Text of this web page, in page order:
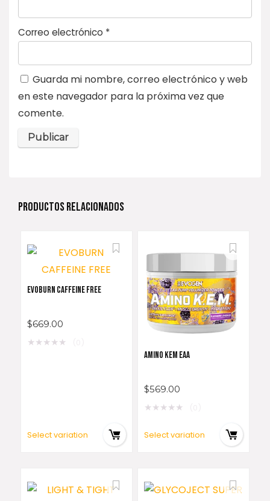
Correo electrónico *
Guarda mi nombre, correo electrónico y web
en este navegador para la próxima vez que
comente.
PRODUCTOS RELACIONADOS
EVOBURN CAFFEINE FREE
$669.00
★★★★★
Select variation
AMINO KEM EAA
$569.00
★★★★★
Select variation